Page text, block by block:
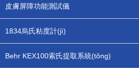
皮膚屏障功能測試儀
1834烏氏粘度計(jì)
Behr KEX100索氏提取系統(tǒng)